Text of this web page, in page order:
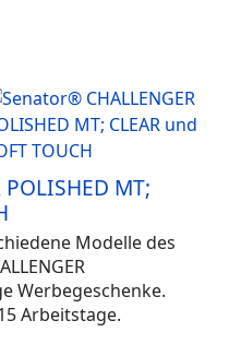
MT;
Modelle des
Werbegeschenke.
Arbeitstage.